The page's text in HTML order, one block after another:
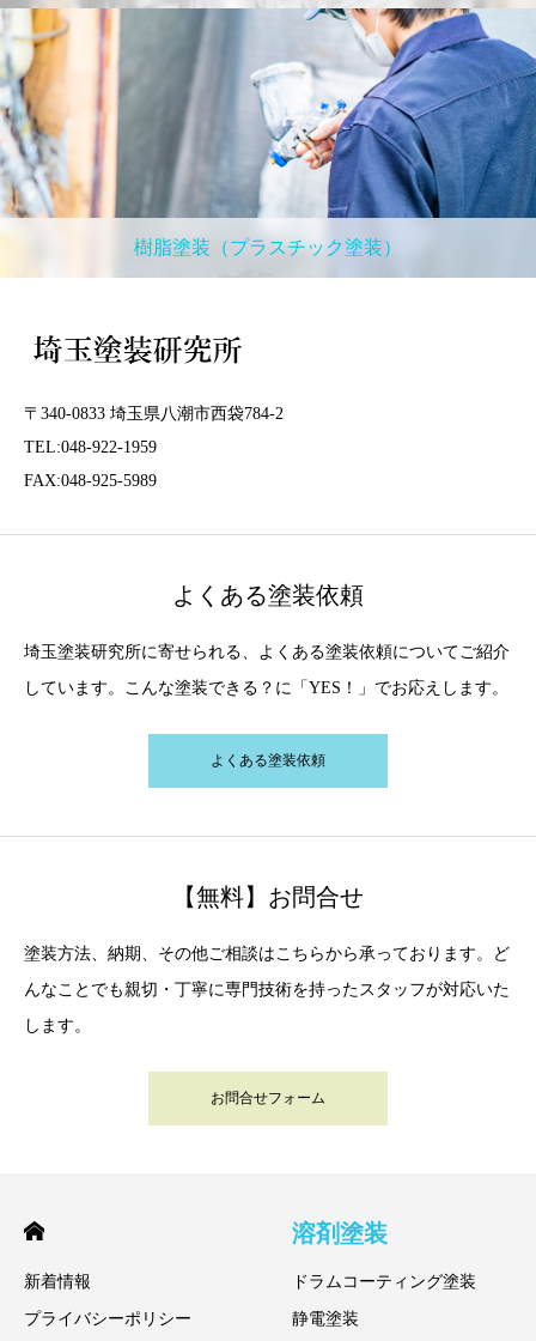
樹脂塗装（プラスチック塗装）
〒340-0833 埼玉県八潮市西袋784-2
TEL:048-922-1959
FAX:048-925-5989
よくある塗装依頼
埼玉塗装研究所に寄せられる、よくある塗装依頼についてご紹介
しています。こんな塗装できる？に「YES！」でお応えします。
よくある塗装依頼
【無料】お問合せ
塗装方法、納期、その他ご相談はこちらから承っております。ど
んなことでも親切・丁寧に専門技術を持ったスタッフが対応いた
します。
お問合せフォーム
新着情報
プライバシーポリシー
溶剤塗装
ドラムコーティング塗装
静電塗装